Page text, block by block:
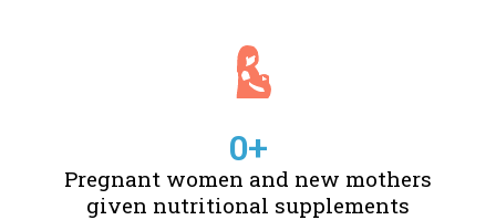
Pregnant women and new mothers
given nutritional supplements
0+